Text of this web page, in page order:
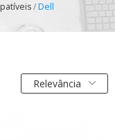
Dell
Relevância